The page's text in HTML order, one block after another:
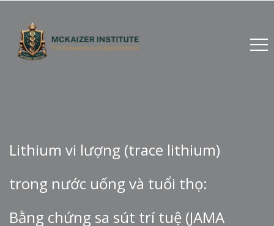
Lithium vi lượng (trace lithium)
trong nước uống và tuổi thọ:
Bằng chứng sa sút trí tuệ (JAMA